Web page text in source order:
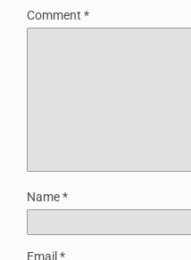
Comment *
Name*
Email *